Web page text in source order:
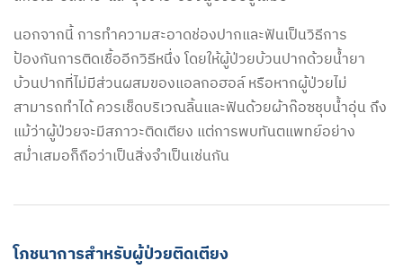
นอกจากนี้ การทำความสะอาดช่องปากและฟันเป็นวิธีการ
ป้องกันการติดเชื้ออีกวิธีหนึ่ง โดยให้ผู้ป่วยบ้วนปากด้วยน้ำยา
บ้วนปากที่ไม่มีส่วนผสมของแอลกอฮอล์ หรือหากผู้ป่วยไม่
สามารถทำได้ ควรเช็ดบริเวณลิ้นและฟันด้วยผ้าก๊อซชุบน้ำอุ่น ถึง
แม้ว่าผู้ป่วยจะมีสภาวะติดเตียง แต่การพบทันตแพทย์อย่าง
สม่ำเสมอก็ถือว่าเป็นสิ่งจำเป็นเช่นกัน
โภชนาการสำหรับผู้ป่วยติดเตียง